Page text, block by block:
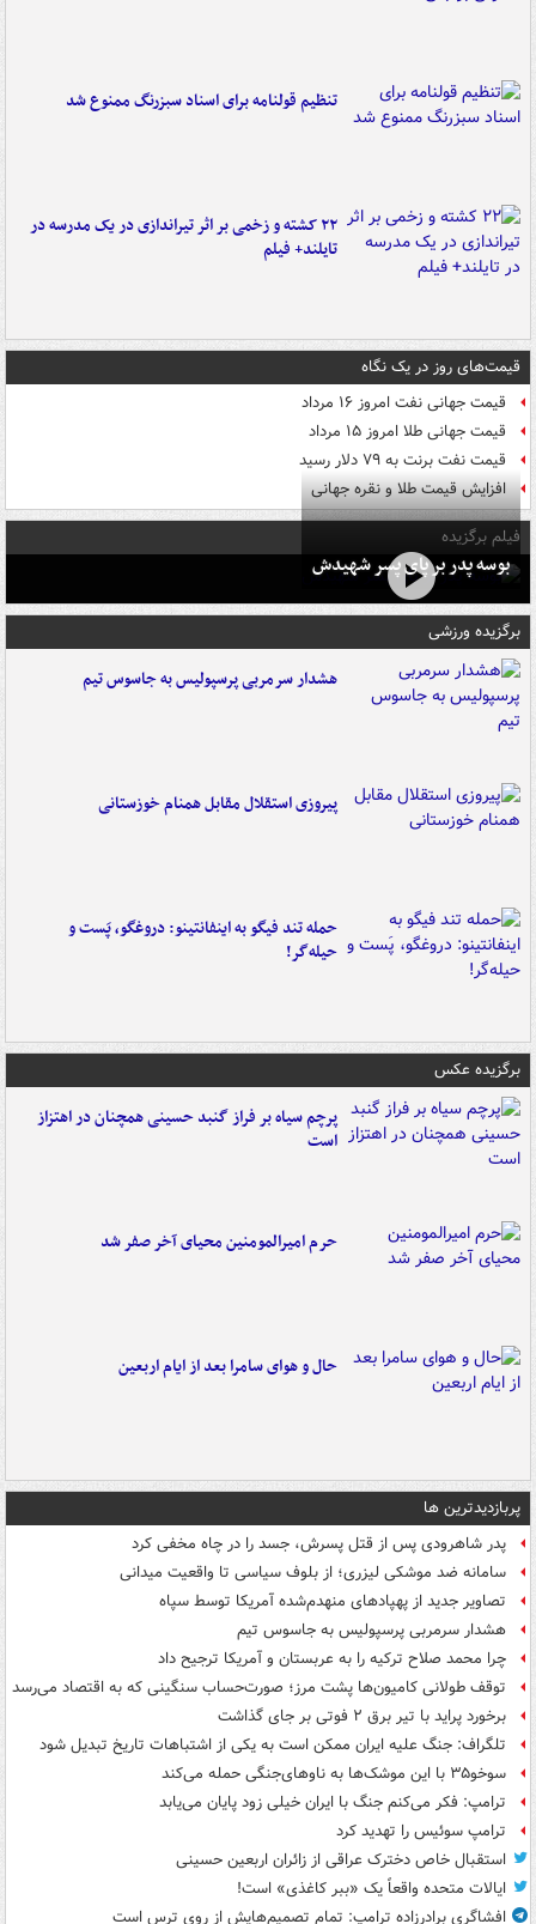
تنظیم قولنامه برای اسناد سبزرنگ ممنوع شد
۲۲ کشته و زخمی بر اثر تیراندازی در یک مدرسه در
تایلند+ فیلم
قیمت‌های روز در یک نگاه
قیمت جهانی نفت امروز ۱۶ مرداد
قیمت جهانی طلا امروز ۱۵ مرداد
قیمت نفت برنت به ۷۹ دلار رسید
افزایش قیمت طلا و نقره جهانی
فیلم برگزیده
بوسه‌ پدر بر پای پسر شهیدش
برگزیده ورزشی
هشدار سرمربی پرسپولیس به جاسوس تیم
پیروزی استقلال مقابل همنام خوزستانی
حمله تند فیگو به اینفانتینو: دروغگو، پَست‌ و
حیله‌گر!
برگزیده عکس
پرچم سیاه بر فراز گنبد حسینی همچنان در اهتزاز
است
حرم امیرالمومنین محیای آخر صفر شد
حال و هوای سامرا بعد از ایام اربعین
پربازدیدترین ها
پدر شاهرودی پس از قتل پسرش، جسد را در چاه مخفی کرد
سامانه ضد موشکی لیزری؛ از بلوف سیاسی تا واقعیت میدانی
تصاویر جدید از پهپادهای منهدم‌شده آمریکا توسط سپاه
هشدار سرمربی پرسپولیس به جاسوس تیم
چرا محمد صلاح ترکیه را به عربستان و آمریکا ترجیح داد
توقف طولانی کامیون‌ها پشت مرز؛ صورت‌حساب سنگینی که به اقتصاد می‌رسد
برخورد پراید با تیر برق ۲ فوتی بر جای گذاشت
تلگراف: جنگ علیه ایران ممکن است به یکی از اشتباهات تاریخ تبدیل شود
سوخو۳۵ با این موشک‌ها به ناوهای‌جنگی حمله می‌کند
ترامپ: فکر می‌کنم جنگ با ایران خیلی زود پایان می‌یابد
ترامپ سوئیس را تهدید کرد
استقبال خاص دخترک عراقی از زائران اربعین حسینی
ایالات متحده واقعاً یک «ببر کاغذی» است!
افشاگری برادرزاده ترامپ: تمام تصمیم‌هایش از روی ترس است